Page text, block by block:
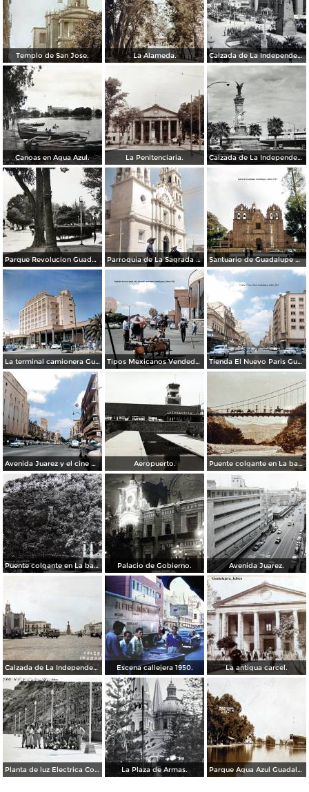
Templo de San Jose. La Alameda. Calzada de La Independencia y Mto. a Juarez Guadalajara, Jalisco. ( Circulada el 5 de Septiembre de 1929 ).
Canoas en Agua Azul. La Penitenciaria. Calzada de La Independencia Guadalajara, Jalisco.
Parque Revolucion Guadalajara, Jalisco. Parroquia de La Sagrada familia Guadalajara, Jalisco 1961. Santuario de Guadalupe Guadalajara, Jalisco 1961.
La terminal camionera Guadalajara, Jalisco 1961 Tipos Mexicanos Vendedor de cocos junto a La terminal camionera Guadalajara, Jalisco 1961 Tienda El Nuevo Paris Guadalajara, Jalisco 1961
Avenida Juarez y el cine Variedades Guadalajara, Jalisco 1961 Aeropuerto. Puente colgante en La barranca de Oblatos.
Puente colgante en La barranca de Oblatos. Palacio de Gobierno. Avenida Juarez.
Calzada de La Independencia Guadalajara, Jalisco. ( Circulada el 10 de Febrero de 1931 ). Escena callejera 1950. La antigua carcel.
Planta de luz Electrica Colimilla. ( Fechada el 1 de Octubre de 1950 ). La Plaza de Armas. Parque Agua Azul Guadalajara, Jalisco.